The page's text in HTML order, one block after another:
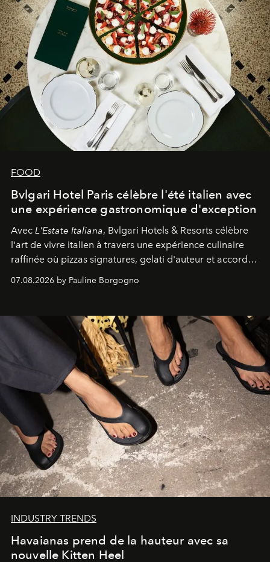
FOOD
Bvlgari Hotel Paris célèbre l'été italien avec
une expérience gastronomique d'exception
Avec L'Estate Italiana, Bvlgari Hotels & Resorts célèbre
l'art de vivre italien à travers une expérience culinaire
raffinée où pizzas signatures, gelati d'auteur et accords
07.08.2026 by Pauline Borgogno
INDUSTRY TRENDS
Havaianas prend de la hauteur avec sa
nouvelle Kitten Heel